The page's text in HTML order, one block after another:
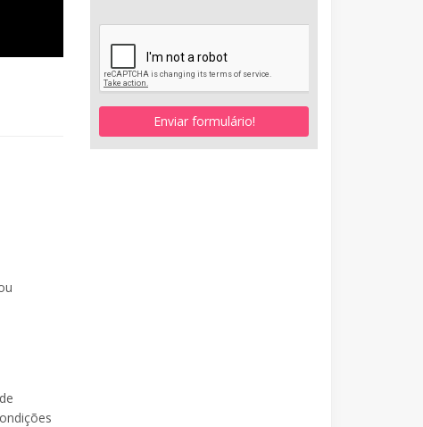
Enviar formulário!